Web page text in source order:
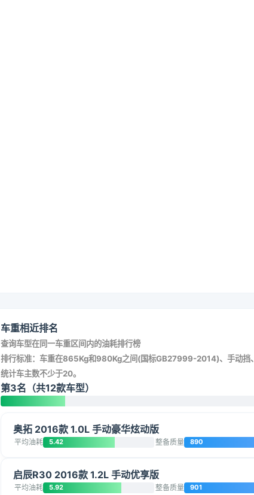
车重相近排名
查询车型在同一车重区间内的油耗排行榜
排行标准：车重在865Kg和980Kg之间(国标GB27999-2014)、手动挡、
统计车主数不少于20。
第3名（共12款车型）
奥拓 2016款 1.0L 手动豪华炫动版
平均油耗 5.42 整备质量 890
启辰R30 2016款 1.2L 手动优享版
平均油耗 5.92 整备质量 901